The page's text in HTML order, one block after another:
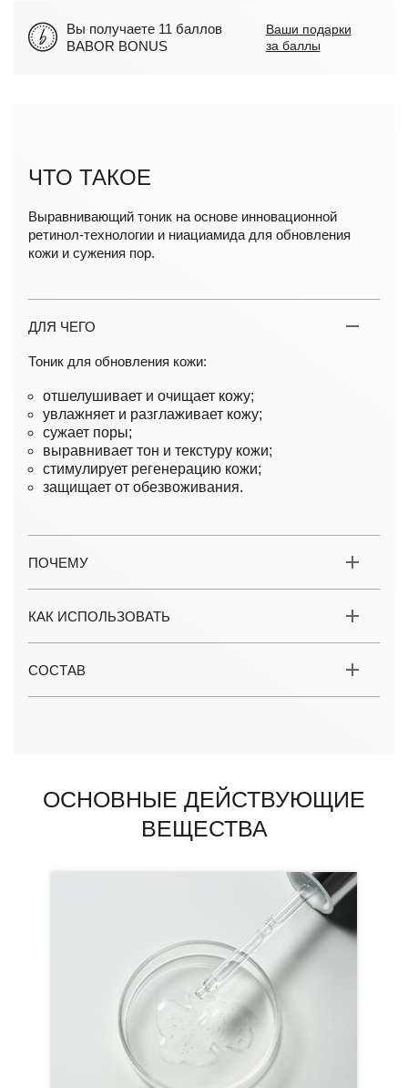
Вы получаете 11 баллов
BABOR BONUS
Ваши подарки
за баллы
ЧТО ТАКОЕ
Выравнивающий тоник на основе инновационной
ретинол-технологии и ниациамида для обновления
кожи и сужения пор.
ДЛЯ ЧЕГО
Тоник для обновления кожи:
отшелушивает и очищает кожу;
увлажняет и разглаживает кожу;
сужает поры;
выравнивает тон и текстуру кожи;
стимулирует регенерацию кожи;
защищает от обезвоживания.
ПОЧЕМУ
КАК ИСПОЛЬЗОВАТЬ
СОСТАВ
ОСНОВНЫЕ ДЕЙСТВУЮЩИЕ
ВЕЩЕСТВА